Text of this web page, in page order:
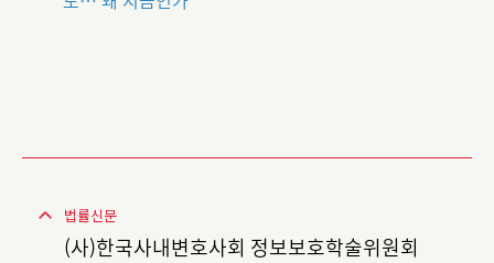
법률신문
(사)한국사내변호사회 정보보호학술위원회